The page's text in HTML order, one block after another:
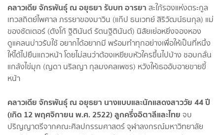
คลาวเดีย จักรพันธุ์ ณ อยุธยา รับบท อารยา สะใภ้รองแห่งตระกูล
เทวสถิตย์ไพศาล ภรรยาของมาวิน (แก๊ป ธนเวทย์ สิริวัฒน์ธนกุล) แม่
ของชัตเตอร์ (ตังโก้ ฐิตินันต์ รัตนฐิตินันต์) นิสัยเย่อหยิ่งจองหอง
ดูแคลนบ่าวรับใช้ อยากได้อยากมี พร้อมทำทุกอย่างเพื่อให้เป็นที่หนึ่ง
ให้ได้ไปยืนแถวหน้า โดยไม่สนว่าต้องเหยียบหัวใครขึ้นไปบ้าง ชอบกลั่น
แกล้งไข่มุก (ญดา นริลญา กุลมงคลเพชร) หวังให้เธออับอายขายขี้
หน้า
คลาวเดีย จักรพันธุ์ ณ อยุธยา นางแบบและนักแสดงสาววัย 44 ปี
(เกิด 12 พฤศจิกายน พ.ศ. 2522) ลูกครึ่งอิตาลีและไทย จบ
ปริญญาตรีจากคณะศิลปกรรมศาสตร์ จุฬาลงกรณ์มหาวิทยาลัย